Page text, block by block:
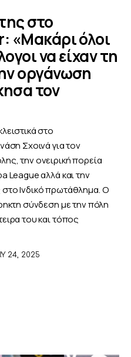
στο
«Μακάρι όλοι
να είχαν τη
οργάνωση
τον
στο
Σχοινά για τον
την ονειρική πορεία
League αλλά και την
Ινδικό πρωτάθλημα. Ο
σύνδεση με την πόλη
του και τόπος
24, 2025